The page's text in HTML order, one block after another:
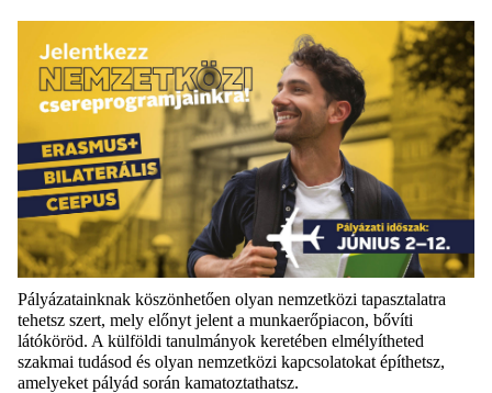
Pályázatainknak köszönhetően olyan nemzetközi tapasztalatra
tehetsz szert, mely előnyt jelent a munkaerőpiacon, bővíti
látóköröd. A külföldi tanulmányok keretében elmélyítheted
szakmai tudásod és olyan nemzetközi kapcsolatokat építhetsz,
amelyeket pályád során kamatoztathatsz.